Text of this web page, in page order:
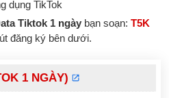
dụng TikTok
Tiktok 1 ngày bạn soạn:T5K
đăng ký bên dưới.
1 NGÀY)